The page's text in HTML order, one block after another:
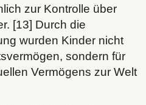
zur Kontrolle über
[13] Durch die
wurden Kinder nicht
sondern für
Vermögens zur Welt